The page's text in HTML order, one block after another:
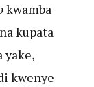
kwamba
kupata
yake,
kwenye